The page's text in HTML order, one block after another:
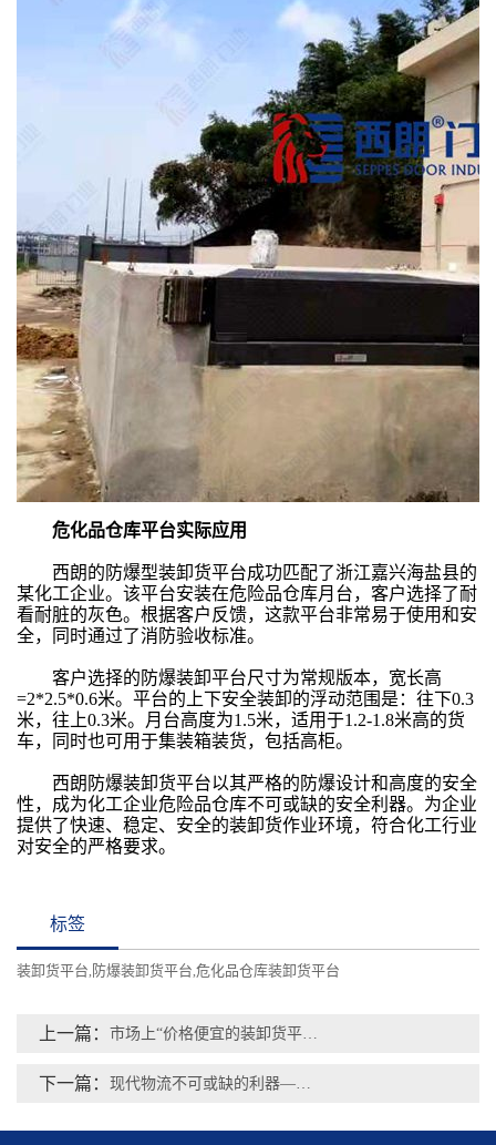
危化品仓库平台实际应用
西朗的防爆型装卸货平台成功匹配了浙江嘉兴海盐县的
某化工企业。该平台安装在危险品仓库月台，客户选择了耐
看耐脏的灰色。根据客户反馈，这款平台非常易于使用和安
全，同时通过了消防验收标准。
客户选择的防爆装卸平台尺寸为常规版本，宽长高
=2*2.5*0.6米。平台的上下安全装卸的浮动范围是：往下0.3
米，往上0.3米。月台高度为1.5米，适用于1.2-1.8米高的货
车，同时也可用于集装箱装货，包括高柜。
西朗防爆装卸货平台以其严格的防爆设计和高度的安全
性，成为化工企业危险品仓库不可或缺的安全利器。为企业
提供了快速、稳定、安全的装卸货作业环境，符合化工行业
对安全的严格要求。
标签
装卸货平台, 防爆装卸货平台,危化品仓库装卸货平台
上一篇： 市场上“价格便宜的装卸货平台”到底是用什么做的？看到选材制作，你还安装吗
下一篇： 现代物流不可或缺的利器—出货口装卸货平台